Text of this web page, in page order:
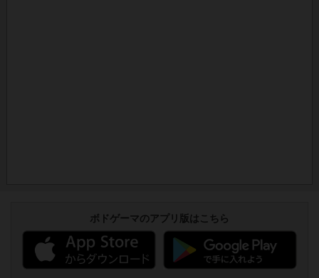
ボドゲーマのアプリ版はこちら